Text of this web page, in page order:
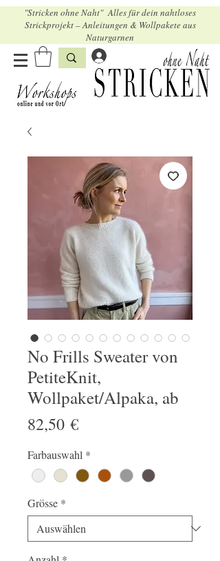
"Stricken ohne Naht" Alles für dein nahtloses
Strickprojekt – Anleitungen & Wollpakete aus
Naturgarnen
No Frills Sweater von
PetiteKnit,
Wollpaket/Alpaka, ab
82,50 €Preis
Farbauswahl *
Grösse *